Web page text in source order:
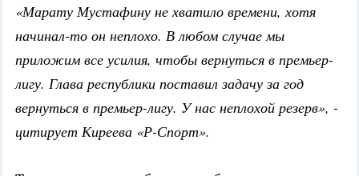
«Марату Мустафину не хватило времени, хотя
начинал-то он неплохо. В любом случае мы
приложим все усилия, чтобы вернуться в премьер-
лигу. Глава республики поставил задачу за год
вернуться в премьер-лигу. У нас неплохой резерв», -
цитирует Киреева «Р-Спорт».